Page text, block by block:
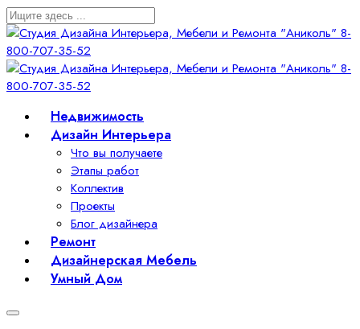
Недвижимость
Дизайн Интерьера
Что вы получаете
Этапы работ
Коллектив
Проекты
Блог дизайнера
Ремонт
Дизайнерская Мебель
Умный Дом